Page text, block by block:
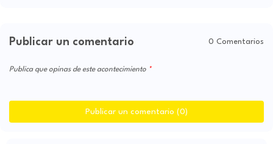
Publicar un comentario 0 Comentarios
Publica que opinas de este acontecimiento
Publicar un comentario (0)